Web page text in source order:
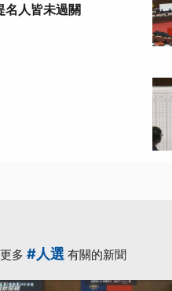
名人皆未過關
多 #人選 有關的新聞